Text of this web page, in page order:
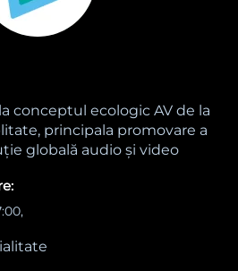
conceptul ecologic AV de la
principala promovare a
globală audio și video